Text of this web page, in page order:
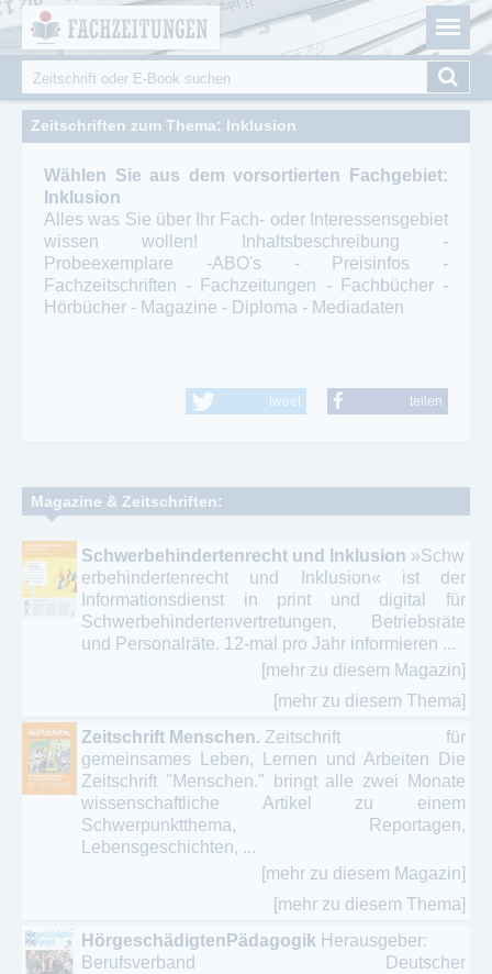
Fachzeitungen.de - Das unabhängige Portal für
Fachmagazine Fachpublikationen & eBooks
Suchformular
Suche
Zeitschriften zum Thema: Inklusion
Wählen Sie aus dem vorsortierten Fachgebiet:
Inklusion
Alles was Sie über Ihr Fach- oder Interessensgebiet
wissen wollen! Inhaltsbeschreibung -
Probeexemplare -ABO's - Preisinfos -
Fachzeitschriften - Fachzeitungen - Fachbücher -
Hörbücher - Magazine - Diploma - Mediadaten
tweet teilen
Magazine & Zeitschriften:
Schwerbehindertenrecht und Inklusion »Schw
erbehindertenrecht und Inklusion« ist der
Informationsdienst in print und digital für
Schwerbehindertenvertretungen, Betriebsräte
und Personalräte. 12-mal pro Jahr informieren ...
[mehr zu diesem Magazin]
[mehr zu diesem Thema]
Zeitschrift Menschen. Zeitschrift für
gemeinsames Leben, Lernen und Arbeiten Die
Zeitschrift "Menschen." bringt alle zwei Monate
wissenschaftliche Artikel zu einem
Schwerpunktthema, Reportagen,
Lebensgeschichten, ...
[mehr zu diesem Magazin]
[mehr zu diesem Thema]
HörgeschädigtenPädagogik Herausgeber:
Berufsverband Deutscher
Cookie-Einstellungen